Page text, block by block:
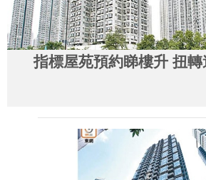
指標屋苑預約睇樓升 扭